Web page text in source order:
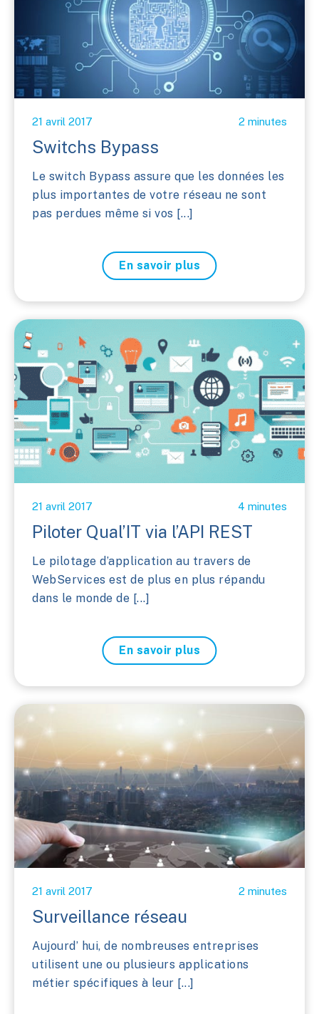
21 avril 2017 2 minutes
Switchs Bypass
Le switch Bypass assure que les données les
plus importantes de votre réseau ne sont
pas perdues même si vos [...]
En savoir plus
21 avril 2017 4 minutes
Piloter Qual’IT via l’API REST
Le pilotage d’application au travers de
WebServices est de plus en plus répandu
dans le monde de [...]
En savoir plus
21 avril 2017 2 minutes
Surveillance réseau
Aujourd’ hui, de nombreuses entreprises
utilisent une ou plusieurs applications
métier spécifiques à leur [...]